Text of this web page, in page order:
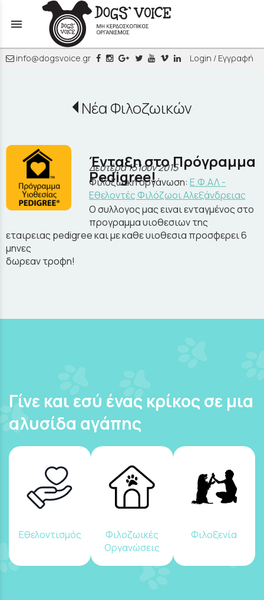
menu
info@dogsvoice.gr Login / Εγγραφή
Νέα Φιλοζωικών
Ένταξη στο Πρόγραμμα
Pedigree!
Δευτέρα 15 Ιουν 2015
Φιλοζωική οργάνωση:Ε.Φ.ΑΛ -
Εθελοντές Φιλόζωοι Αλεξάνδρειας
O συλλογος μας ειναι ενταγμένος στο
προγραμμα υιοθεσιων της
εταιρειας pedigree και με καθε υιοθεσια προσφερει 6
μηνες
δωρεαν τροφη!
Γίνε και εσύ ένας κρίκος σε μια
αλυσίδα αγάπης
Εθελοντισμός
Φιλοζωικές
Οργανώσεις
Φιλοξενία